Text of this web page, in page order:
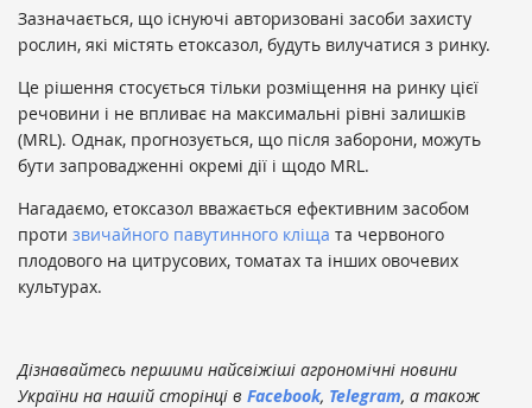
Зазначається, що існуючі авторизовані засоби захисту
рослин, які містять етоксазол, будуть вилучатися з ринку.
Це рішення стосується тільки розміщення на ринку цієї
речовини і не впливає на максимальні рівні залишків
(MRL). Однак, прогнозується, що після заборони, можуть
бути запровадженні окремі дії і щодо MRL.
Нагадаємо, етоксазол вважається ефективним засобом
проти звичайного павутинного кліща та червоного
плодового на цитрусових, томатах та інших овочевих
культурах.
Дізнавайтесь першими найсвіжіші агрономічні новини
України на нашій сторінці в Facebook, Telegram, а також